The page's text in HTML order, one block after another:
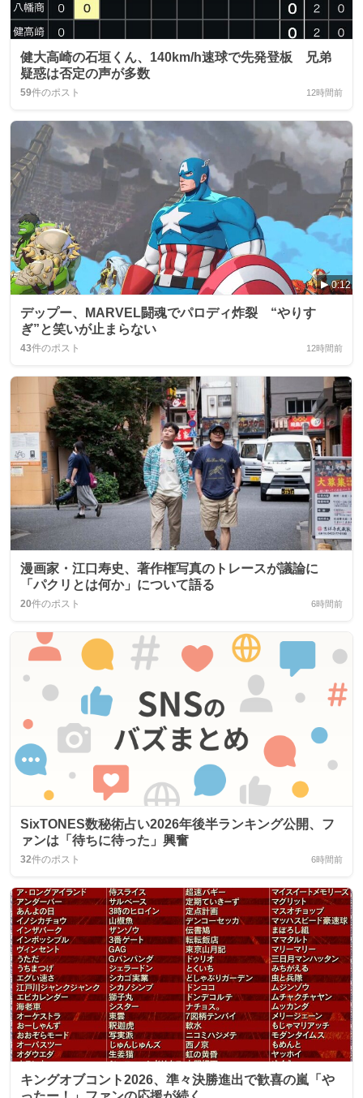
健大高崎の石垣くん、140km/h速球で先発登板 兄弟
疑惑は否定の声が多数
59件のポスト 12時間前
0:12
デップー、MARVEL闘魂でパロディ炸裂 “やりす
ぎ”と笑いが止まらない
43件のポスト 12時間前
漫画家・江口寿史、著作権写真のトレースが議論に
「パクリとは何か」について語る
20件のポスト 6時間前
SixTONES数秘術占い2026年後半ランキング公開、フ
ァンは「待ちに待った」興奮
32件のポスト 6時間前
キングオブコント2026、準々決勝進出で歓喜の嵐「や